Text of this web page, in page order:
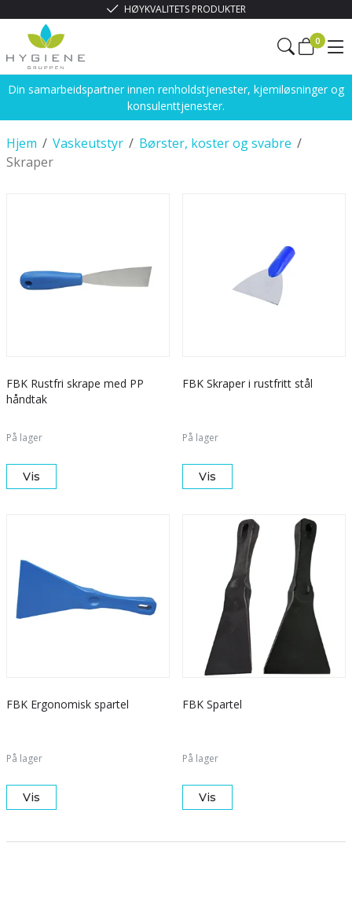
HØYKVALITETS PRODUKTER
0
Din samarbeidspartner innen renholdstjenester, kjemiløsninger og
konsulenttjenester.
/
Hjem /
Vaskeutstyr /
Børster, koster og svabre
Skraper
FBK Rustfri skrape med PP
håndtak
På lager
Vis
FBK Skraper i rustfritt stål
På lager
Vis
FBK Ergonomisk spartel
På lager
Vis
FBK Spartel
På lager
Vis